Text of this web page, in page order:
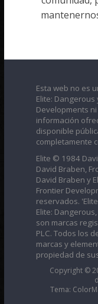
Esta web no es
Elite:
Developments
información
disponible
completamente
Elite © 1984
David Braben,
David Braben y
Frontier
reservados.
Elite:
son marcas
PLC. Todos los
marcas y
propiedad de
Copyright ©
Tema: